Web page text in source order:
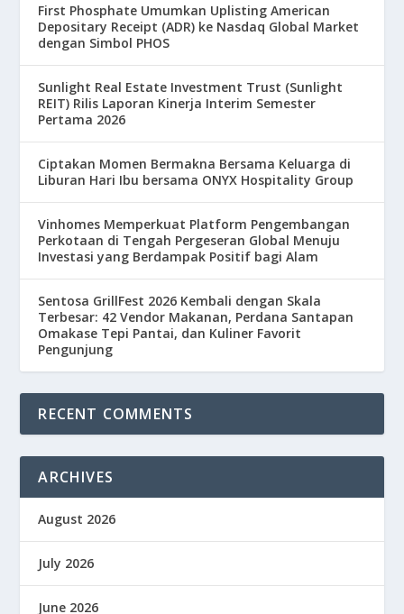
First Phosphate Umumkan Uplisting American
Depositary Receipt (ADR) ke Nasdaq Global Market
dengan Simbol PHOS
Sunlight Real Estate Investment Trust (Sunlight
REIT) Rilis Laporan Kinerja Interim Semester
Pertama 2026
Ciptakan Momen Bermakna Bersama Keluarga di
Liburan Hari Ibu bersama ONYX Hospitality Group
Vinhomes Memperkuat Platform Pengembangan
Perkotaan di Tengah Pergeseran Global Menuju
Investasi yang Berdampak Positif bagi Alam
Sentosa GrillFest 2026 Kembali dengan Skala
Terbesar: 42 Vendor Makanan, Perdana Santapan
Omakase Tepi Pantai, dan Kuliner Favorit
Pengunjung
RECENT COMMENTS
ARCHIVES
August 2026
July 2026
June 2026